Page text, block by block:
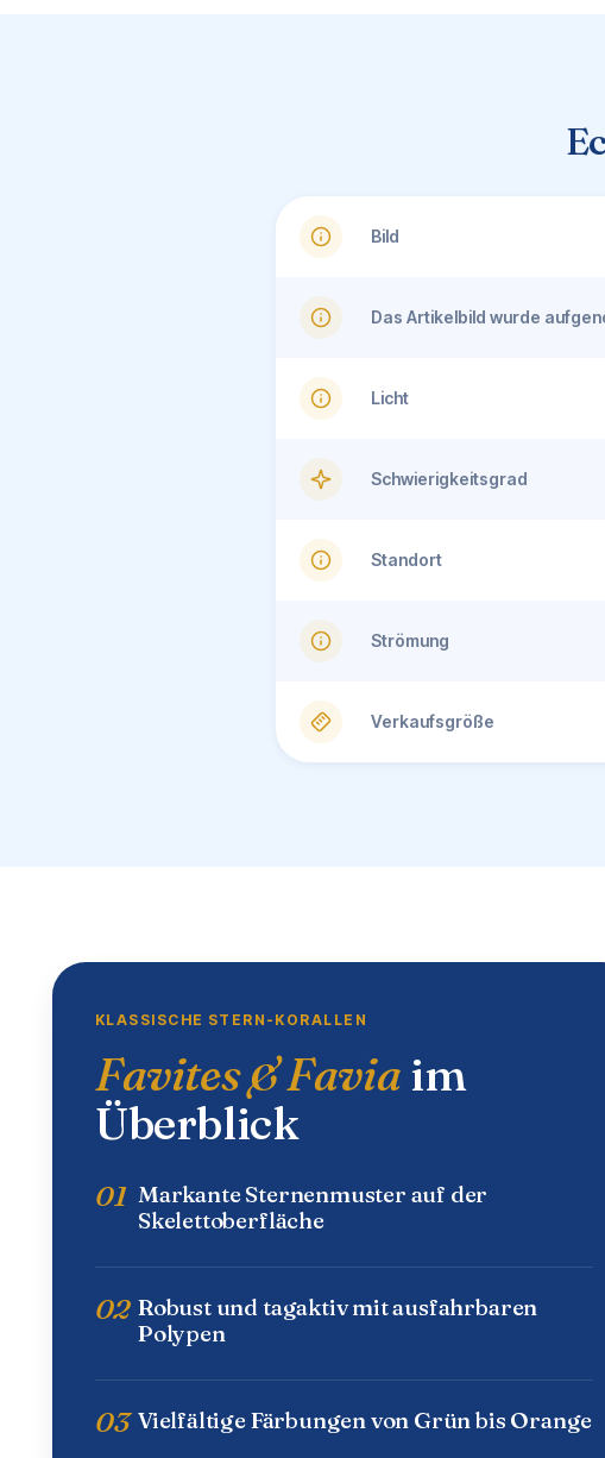
Bild
Das Artikelbild wurde
Licht
Schwierigkeitsgrad
Standort
Strömung
Verkaufsgröße
KLASSISCHE STERN-KORALLEN
Favites & Faviaim
Überblick
01 Markante Sternenmuster auf der
Skelettoberfläche
02 Robust und tagaktiv mit ausfahrbaren
Polypen
03 Vielfältige Färbungen von Grün bis Orange